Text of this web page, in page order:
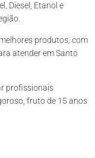
Diesel, Etanol e
produtos, com
atender em Santo
profissionais
fruto de 15 anos